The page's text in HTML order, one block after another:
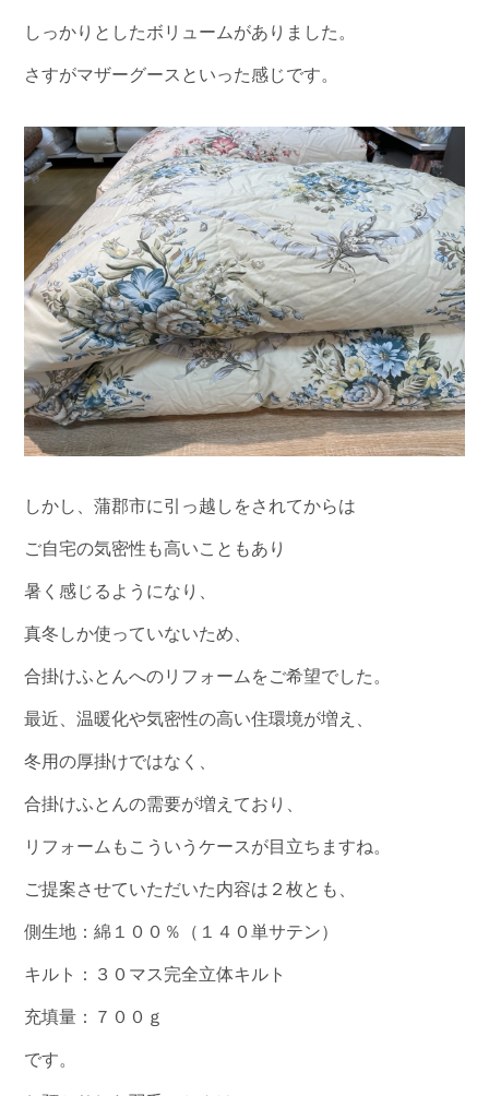
しっかりとしたボリュームがありました。
さすがマザーグースといった感じです。
しかし、蒲郡市に引っ越しをされてからは
ご自宅の気密性も高いこともあり
暑く感じるようになり、
真冬しか使っていないため、
合掛けふとんへのリフォームをご希望でした。
最近、温暖化や気密性の高い住環境が増え、
冬用の厚掛けではなく、
合掛けふとんの需要が増えており、
リフォームもこういうケースが目立ちますね。
ご提案させていただいた内容は２枚とも、
側生地：綿１００％（１４０単サテン）
キルト：３０マス完全立体キルト
充填量：７００ｇ
です。